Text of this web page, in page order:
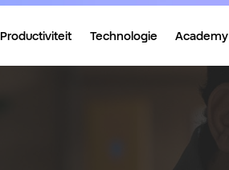
Productiviteit Technologie Academy